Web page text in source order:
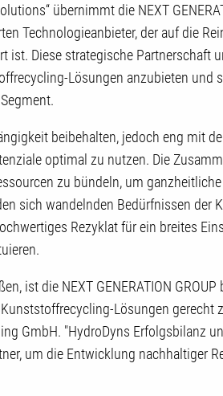
übernimmt die NEXT
Technologieanbieter, der auf die
Diese strategische Partnerschaft
Lösungen anzubieten und
beibehalten, jedoch eng mit der
optimal zu nutzen. Die
zu bündeln, um
sich wandelnden Bedürfnissen der
Rezyklat für ein breites
ist die NEXT GENERATION
Lösungen gerecht
GmbH. "HydroDyns Erfolgsbilanz
um die Entwicklung nachhaltiger